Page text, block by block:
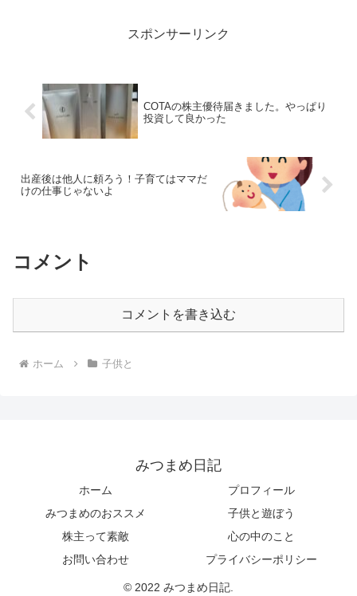
スポンサーリンク
COTAの株主優待届きました。やっぱり
投資して良かった
出産後は他人に頼ろう！子育てはママだ
けの仕事じゃないよ
コメント
コメントを書き込む
ホーム 子供と
みつまめ日記
ホーム
プロフィール
みつまめのおススメ
子供と遊ぼう
株主って素敵
心の中のこと
お問い合わせ
プライバシーポリシー
© 2022 みつまめ日記.